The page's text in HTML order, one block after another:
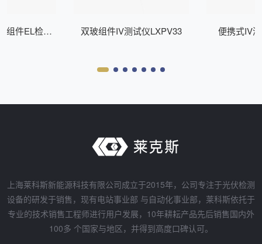
组件EL检测
双玻组件IV测试仪LXPV33 便携式IV
上海莱科斯新能源科技有限公司成立于2015年，公司专注于光伏检测
设备的研发于销售，现有电站事业部 与自动化事业部，莱科斯依托于
专业的技术销售工程师进行用户发展，10年耕耘产品先后销售国内外
100多 个国家与地区，并得到高度口碑认可。